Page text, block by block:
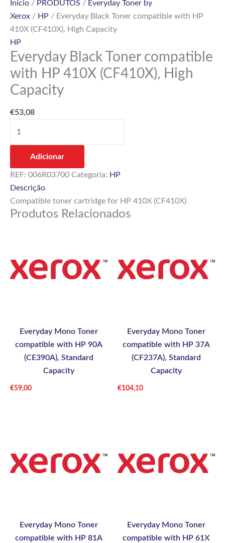
Início / PRODUTOS / Everyday Toner by
Xerox / HP / Everyday Black Toner compatible with HP
410X (CF410X), High Capacity
HP
Everyday Black Toner compatible
with HP 410X (CF410X), High
Capacity
€53,08
Adicionar
REF: 006R03700 Categoria: HP
Descrição
Compatible toner cartridge for HP 410X (CF410X)
Produtos Relacionados
Everyday Mono Toner
compatible with HP 90A
(CE390A), Standard
Capacity
€59,00
Everyday Mono Toner
compatible with HP 37A
(CF237A), Standard
Capacity
€104,10
Everyday Mono Toner
compatible with HP 81A
Everyday Mono Toner
compatible with HP 61X